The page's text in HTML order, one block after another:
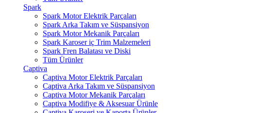
Spark
Spark Motor Elektrik Parçaları
Spark Arka Takım ve Süspansiyon
Spark Motor Mekanik Parçaları
Spark Karoser iç Trim Malzemeleri
Spark Fren Balatası ve Diski
Tüm Ürünler
Captiva
Captiva Motor Elektrik Parçaları
Captiva Arka Takım ve Süspansiyon
Captiva Motor Mekanik Parçaları
Captiva Modifiye & Aksesuar Ürünle